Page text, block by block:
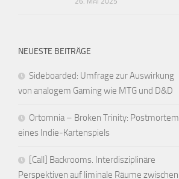
NEUESTE BEITRÄGE
Sideboarded: Umfrage zur Auswirkung
von analogem Gaming wie MTG und D&D
Ortomnia – Broken Trinity: Postmortem
eines Indie-Kartenspiels
[Call] Backrooms. Interdisziplinäre
Perspektiven auf liminale Räume zwischen